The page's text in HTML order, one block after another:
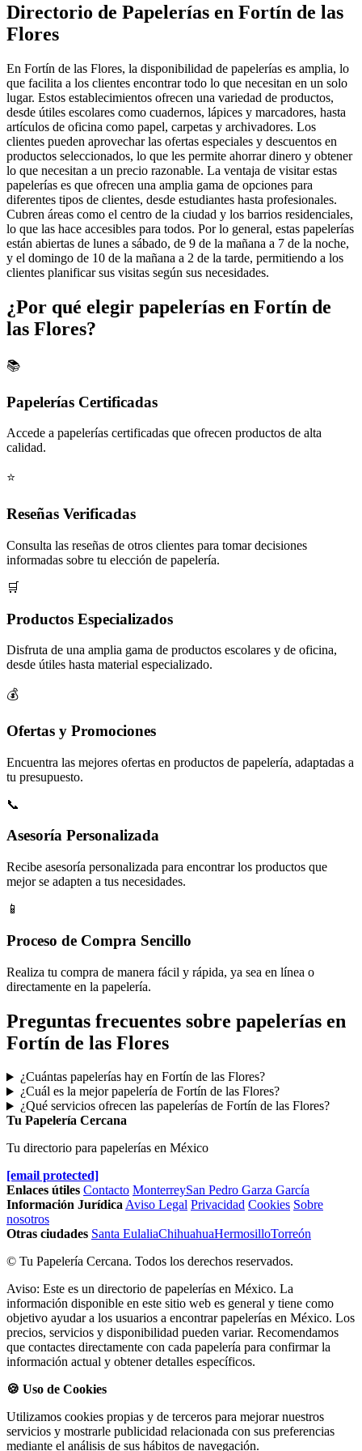
Directorio de Papelerías en Fortín de las
Flores
En Fortín de las Flores, la disponibilidad de papelerías es amplia, lo
que facilita a los clientes encontrar todo lo que necesitan en un solo
lugar. Estos establecimientos ofrecen una variedad de productos,
desde útiles escolares como cuadernos, lápices y marcadores, hasta
artículos de oficina como papel, carpetas y archivadores. Los
clientes pueden aprovechar las ofertas especiales y descuentos en
productos seleccionados, lo que les permite ahorrar dinero y obtener
lo que necesitan a un precio razonable. La ventaja de visitar estas
papelerías es que ofrecen una amplia gama de opciones para
diferentes tipos de clientes, desde estudiantes hasta profesionales.
Cubren áreas como el centro de la ciudad y los barrios residenciales,
lo que las hace accesibles para todos. Por lo general, estas papelerías
están abiertas de lunes a sábado, de 9 de la mañana a 7 de la noche,
y el domingo de 10 de la mañana a 2 de la tarde, permitiendo a los
clientes planificar sus visitas según sus necesidades.
¿Por qué elegir papelerías en Fortín de
las Flores?
📚
Papelerías Certificadas
Accede a papelerías certificadas que ofrecen productos de alta
calidad.
⭐
Reseñas Verificadas
Consulta las reseñas de otros clientes para tomar decisiones
informadas sobre tu elección de papelería.
🛒
Productos Especializados
Disfruta de una amplia gama de productos escolares y de oficina,
desde útiles hasta material especializado.
💰
Ofertas y Promociones
Encuentra las mejores ofertas en productos de papelería, adaptadas a
tu presupuesto.
📞
Asesoría Personalizada
Recibe asesoría personalizada para encontrar los productos que
mejor se adapten a tus necesidades.
📱
Proceso de Compra Sencillo
Realiza tu compra de manera fácil y rápida, ya sea en línea o
directamente en la papelería.
Preguntas frecuentes sobre papelerías en
Fortín de las Flores
¿Cuántas papelerías hay en Fortín de las Flores?
¿Cuál es la mejor papelería de Fortín de las Flores?
¿Qué servicios ofrecen las papelerías de Fortín de las Flores?
Tu Papelería Cercana
Tu directorio para papelerías en México
[email protected]
Enlaces útiles Contacto MonterreySan Pedro Garza García
Información JurídicaAviso Legal Privacidad Cookies Sobre
nosotros
Otras ciudades Santa EulaliaChihuahuaHermosilloTorreón
© Tu Papelería Cercana. Todos los derechos reservados.
Aviso: Este es un directorio de papelerías en México. La
información disponible en este sitio web es general y tiene como
objetivo ayudar a los usuarios a encontrar papelerías en México. Los
precios, servicios y disponibilidad pueden variar. Recomendamos
que contactes directamente con cada papelería para confirmar la
información actual y obtener detalles específicos.
🍪 Uso de Cookies
Utilizamos cookies propias y de terceros para mejorar nuestros
servicios y mostrarle publicidad relacionada con sus preferencias
mediante el análisis de sus hábitos de navegación.